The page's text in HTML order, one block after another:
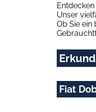
Unser
Ob Sie
Fiat